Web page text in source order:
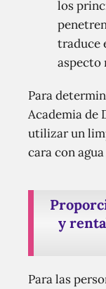
los
traduce
aspecto
Para
Academia de
utilizar un
cara con
y
Para las